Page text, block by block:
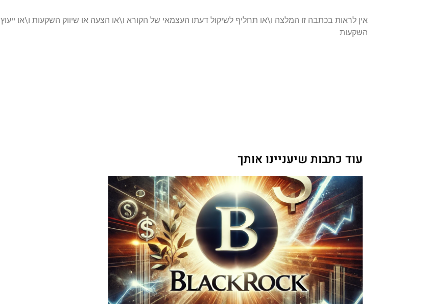
אין לראות בכתבה זו המלצה ו\או תחליף לשיקול דעתו העצמאי של הקורא ו\או הצעה או שיווק השקעות ו\או ייעוץ
השקעות
עוד כתבות שיעניינו אותך